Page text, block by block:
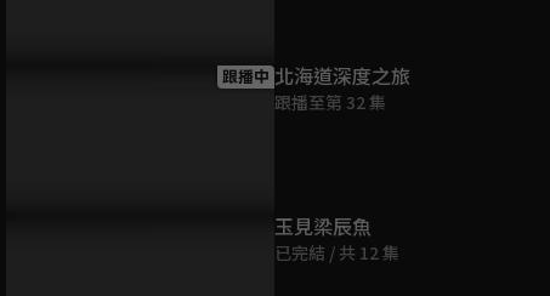
跟播中 北海道深度之旅
跟播至第 32 集
玉見梁辰魚
已完結 / 共 12 集